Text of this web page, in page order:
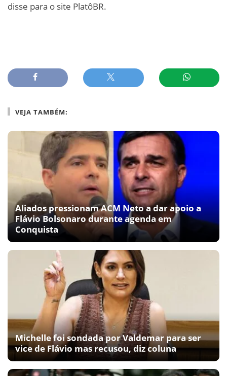
disse para o site PlatôBR.
VEJA TAMBÉM:
Aliados pressionam ACM Neto a dar apoio a
Flávio Bolsonaro durante agenda em
Conquista
Michelle foi sondada por Valdemar para ser
vice de Flávio mas recusou, diz coluna